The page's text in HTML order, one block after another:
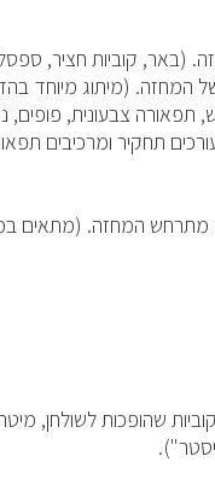
קוביות חציר, ספסל
(מיתוג מיוחד
צבעונית, פופים,
תחקיר ומרכיבים
מתרחש המחזה. (מתאים
שהופכות לשולחן, מיטה